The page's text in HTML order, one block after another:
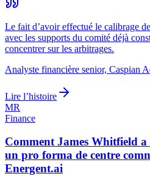
Le fait d’avoir effectué le calibrage
avec les supports du comité déjà
concentrer sur les arbitrages.
Analyste financière senior, Caspian
Lire l’histoire
MR
Finance
Comment James Whitfield a
un pro forma de centre
Energent.ai